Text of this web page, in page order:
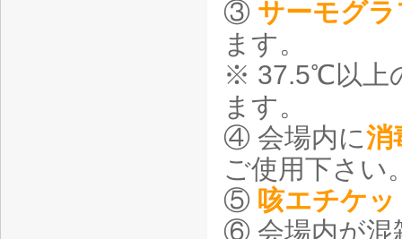
③ サーモグ
ます。
※ 37.5℃以上
ます。
④ 会場内に消
ご使用下さい
⑤ 咳エチケッ
⑥ 会場内が混